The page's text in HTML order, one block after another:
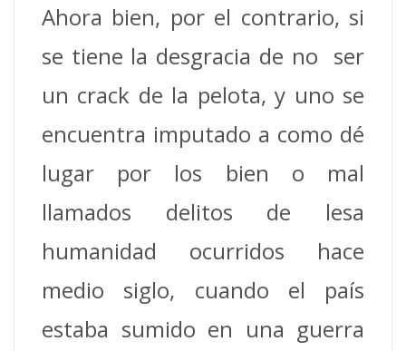
Ahora bien, por el contrario, si
se tiene la desgracia de no ser
un crack de la pelota, y uno se
encuentra imputado a como dé
lugar por los bien o mal
llamados delitos de lesa
humanidad ocurridos hace
medio siglo, cuando el país
estaba sumido en una guerra